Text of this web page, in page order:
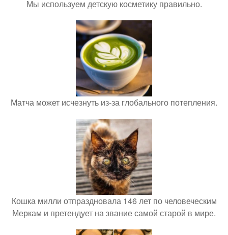
Мы используем детскую косметику правильно.
Матча может исчезнуть из-за глобального потепления.
Кошка милли отпраздновала 146 лет по человеческим
Меркам и претендует на звание самой старой в мире.